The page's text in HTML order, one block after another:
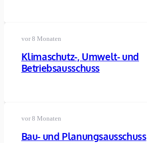
vor 8 Monaten
Klimaschutz-, Umwelt- und
Betriebsausschuss
vor 8 Monaten
Bau- und Planungsausschuss